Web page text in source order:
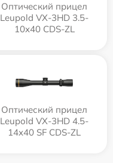
Оптический прицел
Leupold VX-3HD 3.5-
10x40 CDS-ZL
Оптический прицел
Leupold VX-3HD 4.5-
14x40 SF CDS-ZL